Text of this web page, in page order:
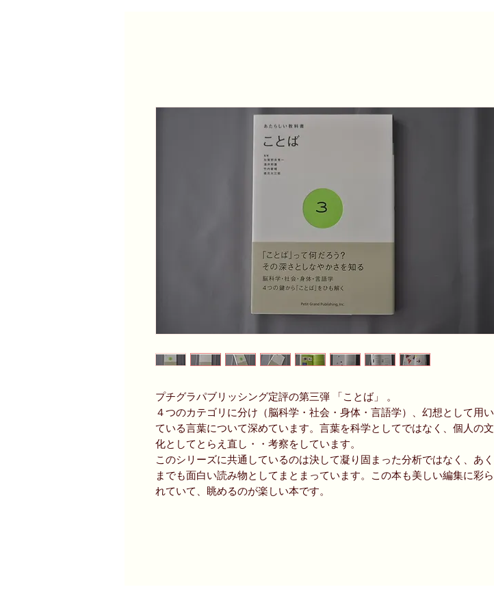
プチグラパブリッシング定評の第三弾 「ことば」 。
４つのカテゴリに分け（脳科学・社会・身体・言語学）、幻想として用い
ている言葉について深めています。言葉を科学としてではなく、個人の文
化としてとらえ直し・・考察をしています。
このシリーズに共通しているのは決して凝り固まった分析ではなく、あく
までも面白い読み物としてまとまっています。この本も美しい編集に彩ら
れていて、眺めるのが楽しい本です。